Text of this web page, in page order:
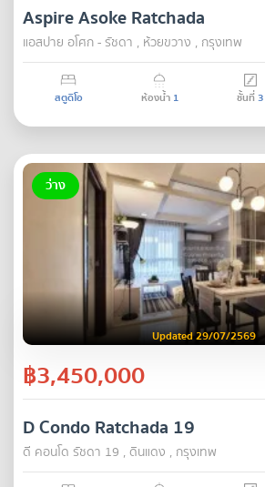
Aspire Asoke Ratchada
แอสปาย อโศก - รัชดา , ห้วยขวาง , กรุงเทพ
สตูดิโอ ห้องน้ำ 1 ชั้นที่3
ว่าง
Updated 29/07/2569
฿3,450,000
D Condo Ratchada 19
ดี คอนโด รัชดา 19 , ดินแดง , กรุงเทพ